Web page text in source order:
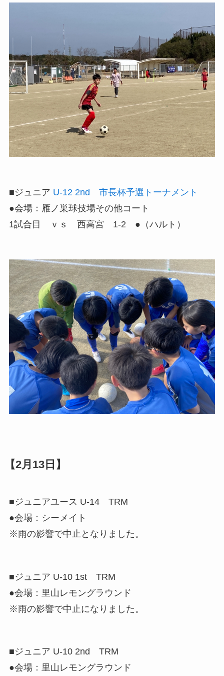
■ジュニア U-12 2nd 市長杯予選トーナメント
●会場：雁ノ巣球技場その他コート
1試合目 ｖｓ 西高宮 1-2 ●（ハルト）
【2月13日】
■ジュニアユース U-14 TRM
●会場：シーメイト
※雨の影響で中止となりました。
■ジュニア U-10 1st TRM
●会場：里山レモングラウンド
※雨の影響で中止になりました。
■ジュニア U-10 2nd TRM
●会場：里山レモングラウンド